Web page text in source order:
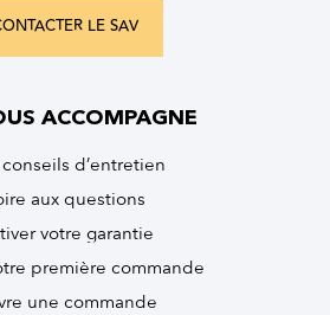
LE SAV
ACCOMPAGNE
conseils d’entretien
aux questions
votre garantie
première commande
une commande